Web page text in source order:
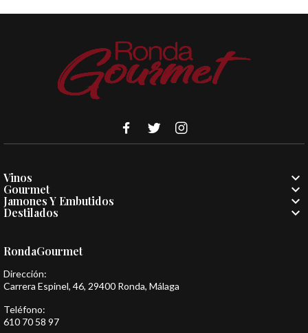
Vinos 
Gourmet 
Jamones Y Embutidos 
Destilados 
RondaGourmet
Dirección:
Carrera Espinel, 46, 29400 Ronda, Málaga
Teléfono:
610 70 58 97